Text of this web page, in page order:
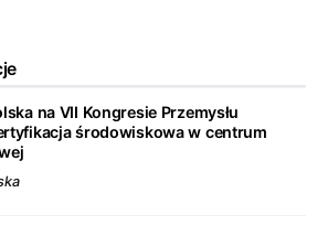
na VII Kongresie Przemysłu
środowiskowa w centrum